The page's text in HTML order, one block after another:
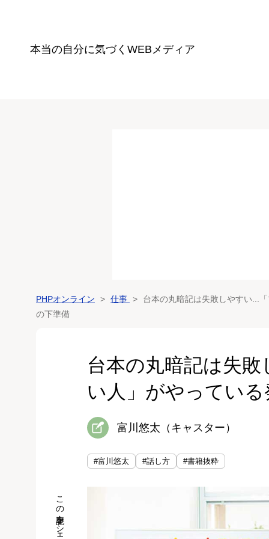
本当の自分に気づく WEBメディア
PHPオンライン 仕事
台本の丸暗記は失敗しやすい...
の下準備
台本の丸暗記は失
い人」がやってい
富川悠太（キャスター）
#富川悠太 #話し方 #書籍抜粋
この記事をシェア